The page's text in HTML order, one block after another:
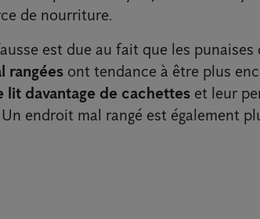
de nourriture.
est due au fait que les punaises
rangées ont tendance à être plus
lit davantage de cachettes et leur
endroit mal rangé est également